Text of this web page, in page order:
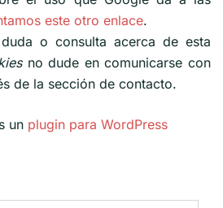
este otro enlace.
o consulta acerca de esta
no dude en comunicarse con
de la sección de contacto.
un plugin para WordPress